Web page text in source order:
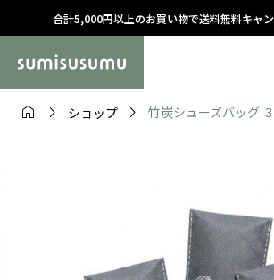
合計5,000円以上のお買い物で送料無料キャン
  ショップ  竹炭シューズバッグ